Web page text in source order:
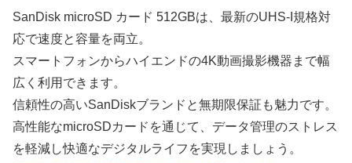
SanDisk microSD カード 512GBは、最新のUHS-I規格対
応で速度と容量を両立。
スマートフォンからハイエンドの4K動画撮影機器まで幅
広く利用できます。
信頼性の高いSanDiskブランドと無期限保証も魅力です。
高性能なmicroSDカードを通じて、データ管理のストレス
を軽減し快適なデジタルライフを実現しましょう。